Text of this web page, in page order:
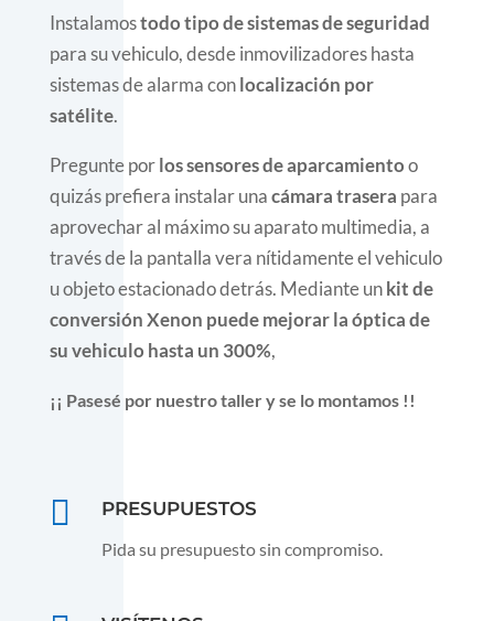
Instalamostodo tipo de sistemas de seguridad
para su vehiculo, desde inmovilizadores hasta
sistemas de alarma conlocalización por
satélite.
Pregunte porlos sensores de aparcamientoo
quizás prefiera instalar unacámara trasera para
aprovechar al máximo su aparato multimedia, a
través de la pantalla vera nítidamente el vehiculo
u objeto estacionado detrás. Mediante unkit de
conversión Xenon puede mejorar la óptica de
su vehiculo hasta un 300%,
¡¡ Pasesé por nuestro taller y se lo montamos !!
 PRESUPUESTOS
Pida su presupuesto sin compromiso.